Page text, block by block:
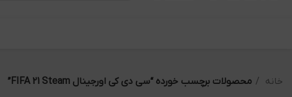
خانه محصولات برچسب خورده “سی دی کی اورجینال FIFA 21 Steam”